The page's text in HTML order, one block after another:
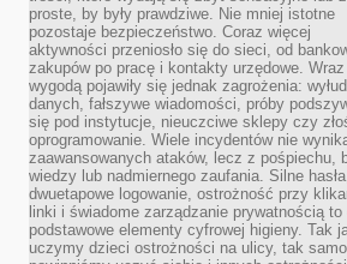
proste, by były prawdziwe. Nie mniej istotne
pozostaje bezpieczeństwo. Coraz więcej
aktywności przeniosło się do sieci, od
zakupów po pracę i kontakty urzędowe.
wygodą pojawiły się jednak zagrożenia:
danych, fałszywe wiadomości, próby
się pod instytucje, nieuczciwe sklepy czy
oprogramowanie. Wiele incydentów nie
zaawansowanych ataków, lecz z pośpiechu,
wiedzy lub nadmiernego zaufania. Silne
dwuetapowe logowanie, ostrożność przy
linki i świadome zarządzanie prywatnością to
podstawowe elementy cyfrowej higieny. Tak
uczymy dzieci ostrożności na ulicy, tak samo